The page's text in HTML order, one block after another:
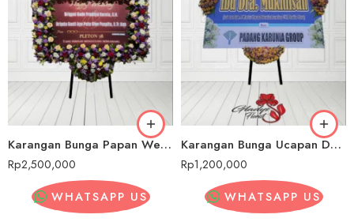
Karangan Bunga Papan Wedding/ Pernikahan Padang Pariaman
Rp2,500,000
WHATSAPP US
Karangan Bunga Ucapan Duka Cita Padang Pariaman
Rp1,200,000
WHATSAPP US